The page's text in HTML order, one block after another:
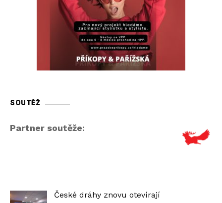
SOUTĚŽ
Partner soutěže:
České dráhy znovu otevírají